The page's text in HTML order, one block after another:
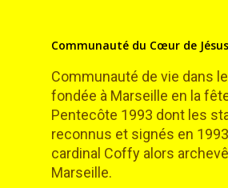
Communauté du Cœur de Jésus
Communauté de vie dans
fondée à Marseille en la
Pentecôte 1993 dont les
reconnus et signés en
cardinal Coffy alors
Marseille.